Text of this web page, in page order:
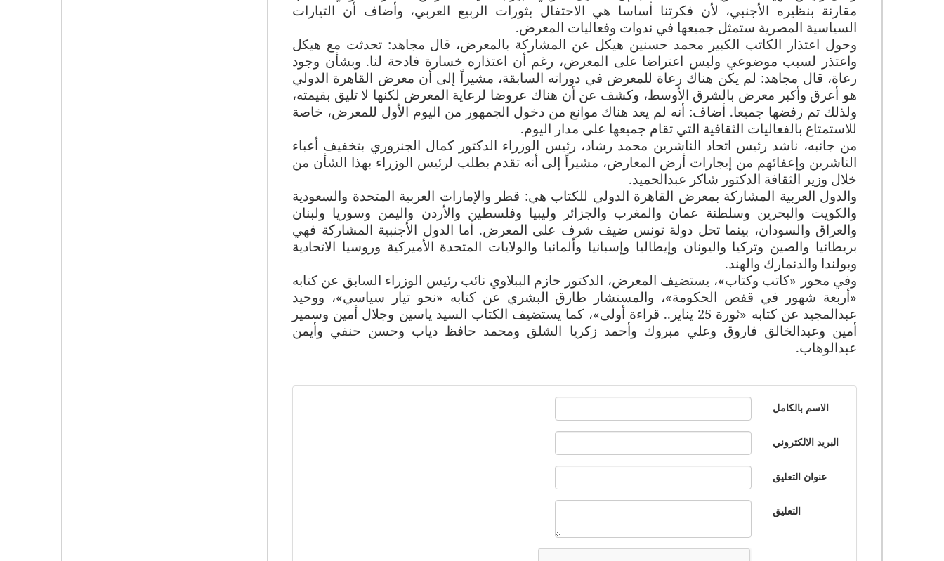
مقارنة بنظيره الأجنبي، لأن فكرتنا أساسا هي الاحتفال بثورات الربيع العربي، وأضاف أن التيارات
السياسية المصرية ستمثل جميعها في ندوات وفعاليات المعرض.
وحول اعتذار الكاتب الكبير محمد حسنين هيكل عن المشاركة بالمعرض، قال مجاهد: تحدثت مع هيكل
واعتذر لسبب موضوعي وليس اعتراضا على المعرض، رغم أن اعتذاره خسارة فادحة لنا. وبشأن وجود
رعاة، قال مجاهد: لم يكن هناك رعاة للمعرض في دوراته السابقة، مشيراً إلى أن معرض القاهرة الدولي
هو أعرق وأكبر معرض بالشرق الأوسط، وكشف عن أن هناك عروضا لرعاية المعرض لكنها لا تليق بقيمته،
ولذلك تم رفضها جميعا. أضاف: أنه لم يعد هناك موانع من دخول الجمهور من اليوم الأول للمعرض، خاصة
للاستمتاع بالفعاليات الثقافية التي تقام جميعها على مدار اليوم.
من جانبه، ناشد رئيس اتحاد الناشرين محمد رشاد، رئيس الوزراء الدكتور كمال الجنزوري بتخفيف أعباء
الناشرين وإعفائهم من إيجارات أرض المعارض، مشيراً إلى أنه تقدم بطلب لرئيس الوزراء بهذا الشأن من
خلال وزير الثقافة الدكتور شاكر عبدالحميد.
والدول العربية المشاركة بمعرض القاهرة الدولي للكتاب هي: قطر والإمارات العربية المتحدة والسعودية
والكويت والبحرين وسلطنة عمان والمغرب والجزائر وليبيا وفلسطين والأردن واليمن وسوريا ولبنان
والعراق والسودان، بينما تحل دولة تونس ضيف شرف على المعرض. أما الدول الأجنبية المشاركة فهي
بريطانيا والصين وتركيا واليونان وإيطاليا وإسبانيا وألمانيا والولايات المتحدة الأميركية وروسيا الاتحادية
وبولندا والدنمارك والهند.
وفي محور «كاتب وكتاب»، يستضيف المعرض، الدكتور حازم الببلاوي نائب رئيس الوزراء السابق عن كتابه
«أربعة شهور في قفص الحكومة»، والمستشار طارق البشري عن كتابه «نحو تيار سياسي»، ووحيد
عبدالمجيد عن كتابه «ثورة 25 يناير.. قراءة أولى»، كما يستضيف الكتاب السيد ياسين وجلال أمين وسمير
أمين وعبدالخالق فاروق وعلي مبروك وأحمد زكريا الشلق ومحمد حافظ دياب وحسن حنفي وأيمن
عبدالوهاب.
الاسم بالكامل
البريد الالكتروني
عنوان التعليق
التعليق